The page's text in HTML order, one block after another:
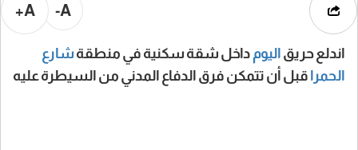
A-
A+
اندلع حريق اليوم داخل شقة سكنية في منطقة شارع
الحمرا قبل أن تتمكن فرق الدفاع المدني من السيطرة عليه